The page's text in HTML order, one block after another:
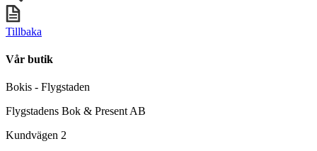
Tillbaka
Vår butik
Bokis - Flygstaden
Flygstadens Bok & Present AB
Kundvägen 2